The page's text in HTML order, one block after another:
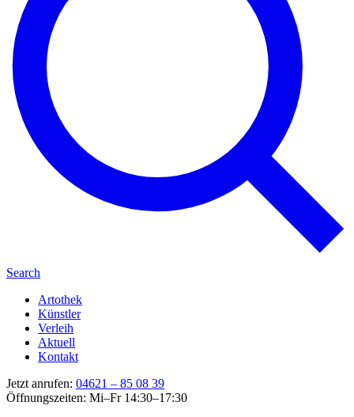
Search
Artothek
Künstler
Verleih
Aktuell
Kontakt
Jetzt anrufen: 04621 – 85 08 39
Öffnungszeiten: Mi–Fr 14:30–17:30